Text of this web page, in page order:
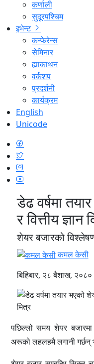
कर्णाली
सुदूरपश्चिम
इभेन्ट
कन्फेरेन्स
सेमिनार
ह्याकाथन
वर्कशप
प्रदर्शनी
कार्यक्रम
English
Unicode
डेढ वर्षमा
र वित्तीय
शेयर बजारको
कमल केसी
बिहिबार, २८ बैशाख, २०८०
पछिल्लो समय शेयर
अरूको लहलहमै लगानी